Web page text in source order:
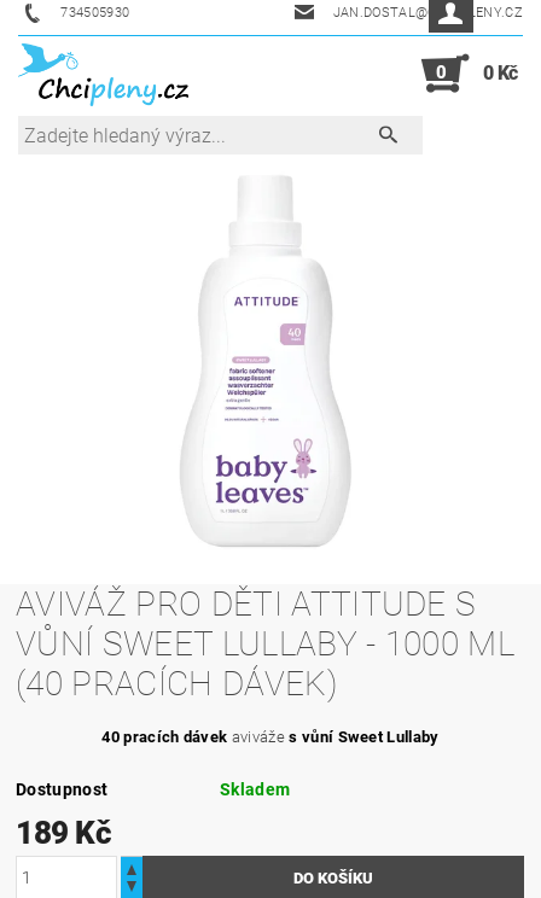
734505930 JAN.DOSTAL@CHCIPLENY.CZ
0 0 Kč
AVIVÁŽ PRO DĚTI ATTITUDE S
VŮNÍ SWEET LULLABY - 1000 ML
(40 PRACÍCH DÁVEK)
40 pracích dávek avivážes vůní Sweet Lullaby
Dostupnost Skladem
189 Kč